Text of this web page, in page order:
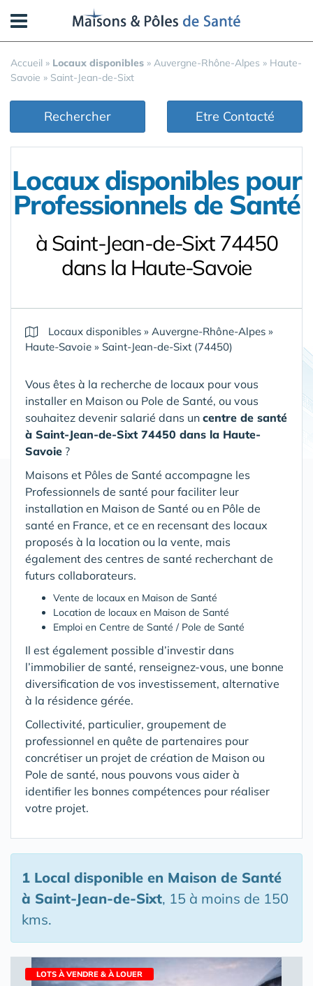
Accueil » Locaux disponibles » Auvergne-Rhône-Alpes » Haute-
Savoie » Saint-Jean-de-Sixt
Rechercher Etre Contacté
Locaux disponibles pour
Professionnels de Santé
à Saint-Jean-de-Sixt 74450
dans la Haute-Savoie
Locaux disponibles » Auvergne-Rhône-Alpes »
Haute-Savoie » Saint-Jean-de-Sixt (74450)
Vous êtes à la recherche de locaux pour vous
installer en Maison ou Pole de Santé, ou vous
souhaitez devenir salarié dans un centre de santé
à Saint-Jean-de-Sixt 74450 dans la Haute-
Savoie ?
Maisons et Pôles de Santé accompagne les
Professionnels de santé pour faciliter leur
installation en Maison de Santé ou en Pôle de
santé en France, et ce en recensant des locaux
proposés à la location ou la vente, mais
également des centres de santé recherchant de
futurs collaborateurs.
Vente de locaux en Maison de Santé
Location de locaux en Maison de Santé
Emploi en Centre de Santé / Pole de Santé
Il est également possible d’investir dans
l’immobilier de santé, renseignez-vous, une bonne
diversification de vos investissement, alternative
à la résidence gérée.
Collectivité, particulier, groupement de
professionnel en quête de partenaires pour
concrétiser un projet de création de Maison ou
Pole de santé, nous pouvons vous aider à
identifier les bonnes compétences pour réaliser
votre projet.
1 Local disponible en Maison de Santé
à Saint-Jean-de-Sixt, 15 à moins de 150
kms.
LOTS À VENDRE & À LOUER
Panneau de gestion des cookies